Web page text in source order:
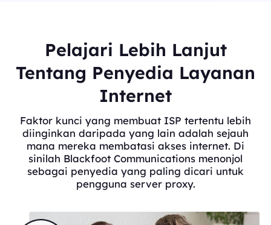
Pelajari Lebih Lanjut
Tentang Penyedia Layanan
Internet
Faktor kunci yang membuat ISP tertentu lebih
diinginkan daripada yang lain adalah sejauh
mana mereka membatasi akses internet. Di
sinilah Blackfoot Communications menonjol
sebagai penyedia yang paling dicari untuk
pengguna server proxy.